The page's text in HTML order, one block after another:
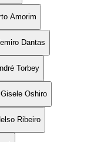
Amorim
Dantas
Torbey
Oshiro
Ribeiro